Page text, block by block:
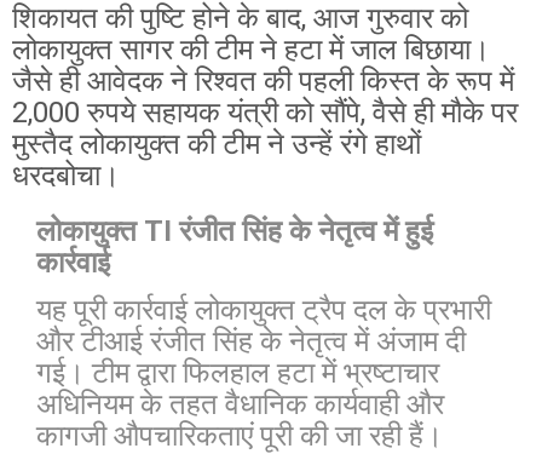
​शिकायत की पुष्टि होने के बाद, आज गुरुवार को
लोकायुक्त सागर की टीम ने हटा में जाल बिछाया।
जैसे ही आवेदक ने रिश्वत की पहली किस्त के रूप में
2,000 रुपये सहायक यंत्री को सौंपे, वैसे ही मौके पर
मुस्तैद लोकायुक्त की टीम ने उन्हें रंगे हाथों
धरदबोचा।
लोकायुक्त TI रंजीत सिंह के नेतृत्व में हुई
कार्रवाई
यह पूरी कार्रवाई लोकायुक्त ट्रैप दल के प्रभारी
और टीआई रंजीत सिंह के नेतृत्व में अंजाम दी
गई। टीम द्वारा फिलहाल हटा में भ्रष्टाचार
अधिनियम के तहत वैधानिक कार्यवाही और
कागजी औपचारिकताएं पूरी की जा रही हैं।